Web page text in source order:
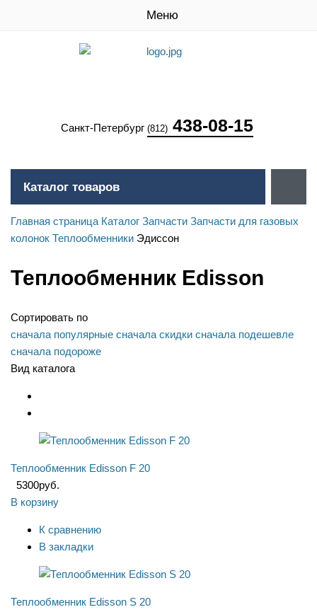
Меню
Санкт-Петербург (812) 438-08-15
Каталог товаров
Главная страница Каталог Запчасти Запчасти для газовых
колонок Теплообменники Эдиссон
Теплообменник Edisson
Сортировать по
сначала популярные сначала скидки сначала подешевле
сначала подороже
Вид каталога
Теплообменник Edisson F 20
5300руб.
В корзину
К сравнению
В закладки
Теплообменник Edisson S 20